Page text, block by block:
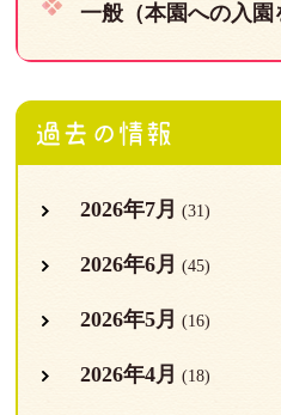
一般（本園への入園
過去の情報
2026年7月 (31)
2026年6月 (45)
2026年5月 (16)
2026年4月 (18)